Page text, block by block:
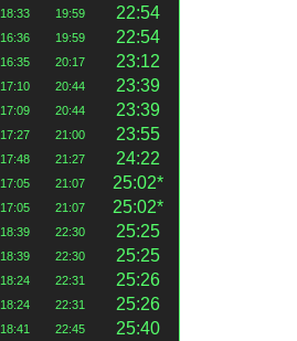
18:33 19:59
22:54
16:36 19:59
22:54
16:35 20:17
23:12
17:10 20:44
23:39
17:09 20:44
23:39
17:27 21:00
23:55
17:48 21:27
24:22
17:05 21:07
25:02*
17:05 21:07
25:02*
18:39 22:30
25:25
18:39 22:30
25:25
18:24 22:31
25:26
18:24 22:31
25:26
18:41 22:45
25:40